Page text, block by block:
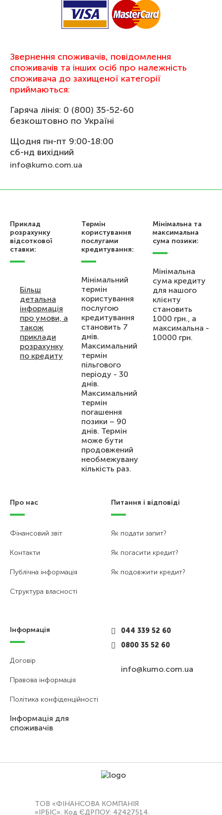
Звернення споживачів, повідомлення
споживачів та інших осіб про належність
споживача до захищеної категорії
приймаються:
Гаряча лінія: 0 (800) 35-52-60
безкоштовно по Україні
Щодня пн-пт 9:00-18:00
сб-нд вихідний
info@kumo.com.ua
Приклад
розрахунку
відсоткової
ставки:
Більш
детальна
інформація
про умови, а
також
приклади
розрахунку
по кредиту
Термін
користування
послугами
кредитування:
Мінімальний
термін
користування
послугою
кредитування
становить 7
днів.
Максимальний
термін
пільгового
періоду - 30
днів.
Максимальний
термін
погашення
позики – 90
днів. Термін
може бути
продовжений
необмежувану
кількість раз.
Мінімальна та
максимальна
сума позики:
Мінімальна
сума кредиту
для нашого
клієнту
становить
1000 грн., а
максимальна -
10000 грн.
Про нас
Фінансовий звіт
Контакти
Публічна інформація
Структура власності
Питання і відповіді
Як подати запит?
Як погасити кредит?
Як подовжити кредит?
Інформація
Договір
Правова інформація
Політика конфіденційності
Інформація для
споживачів
044 339 52 60
0800 35 52 60
info@kumo.com.ua
ТОВ «ФІНАНСОВА КОМПАНІЯ
«ІРБІС». Код ЄДРПОУ: 42427514.